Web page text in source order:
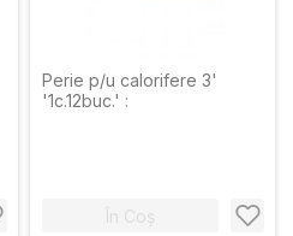
Perie p/u calorifere 3'
'1c.12buc.' :
În Coș